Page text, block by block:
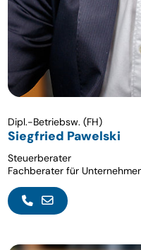
Dipl.-Betriebsw. (FH)
Siegfried Pawelski
Steuerberater
Fachberater für